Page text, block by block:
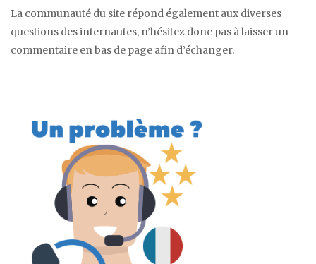
La communauté du site répond également aux diverses
questions des internautes, n’hésitez donc pas à laisser un
commentaire en bas de page afin d’échanger.